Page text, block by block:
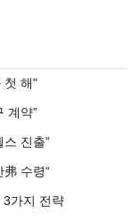
첫 해"
계약”
진출”
弗 수령“
3가지 전략